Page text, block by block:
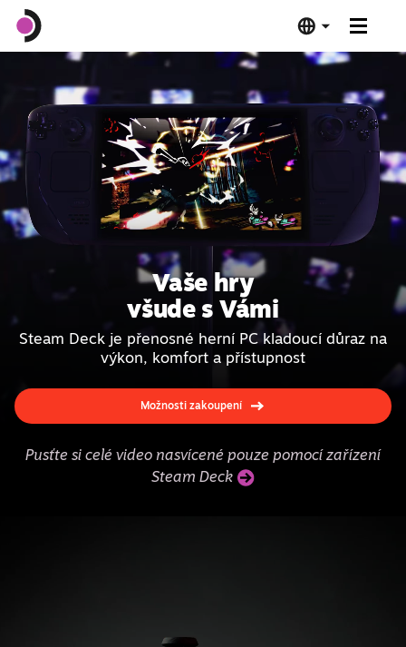
Steam Deck LCD
Dok
Software
Kompatibilita
Specifikace
Zakoupit
Vaše hry
všude s Vámi
Steam Deck je přenosné herní PC kladoucí důraz na
výkon, komfort a přístupnost
Možnosti zakoupení
Pusťte si celé video nasvícené pouze pomocí zařízení
Steam Deck